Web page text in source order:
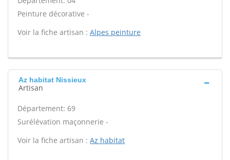
Peinture décorative -
Voir la fiche artisan : Alpes peinture
Az habitat Nissieux
Artisan
Département: 69
Surélévation maçonnerie -
Voir la fiche artisan : Az habitat